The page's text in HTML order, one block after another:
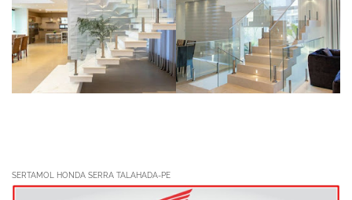
SERTAMOL HONDA SERRA TALAHADA-PE